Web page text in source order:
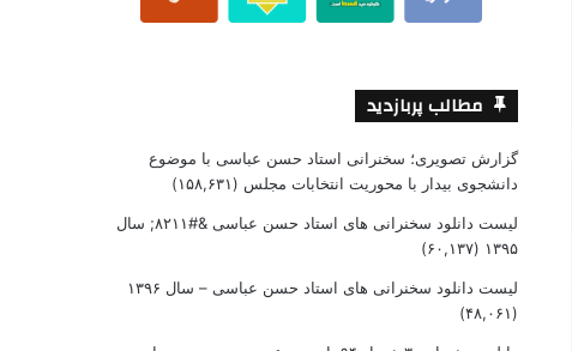
مطالب پربازدید
گزارش تصویری؛ سخنرانی استاد حسن عباسی با موضوع
دانشجوی بیدار با محوریت انتخابات مجلس (۱۵۸,۶۳۱)
لیست دانلود سخنرانی های استاد حسن عباسی &#۸۲۱۱; سال
۱۳۹۵ (۶۰,۱۳۷)
لیست دانلود سخنرانی های استاد حسن عباسی – سال ۱۳۹۶
(۴۸,۰۶۱)